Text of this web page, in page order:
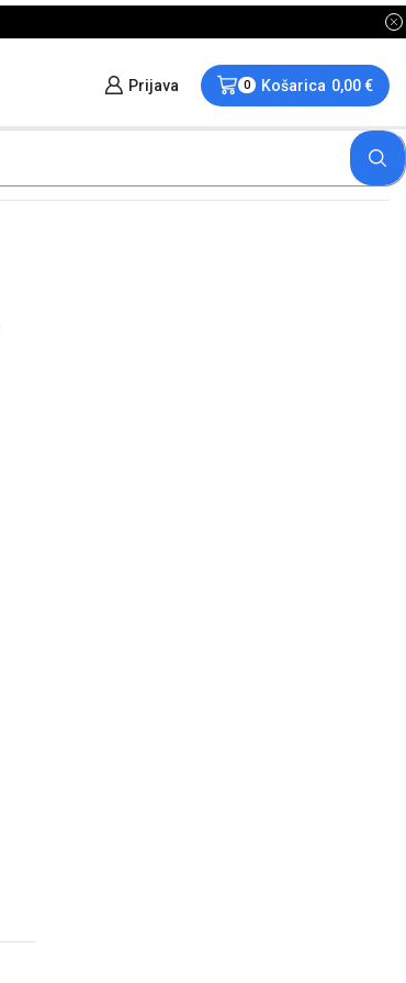
Prijava 0 Košarica 0,00€